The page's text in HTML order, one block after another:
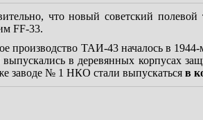
что новый советский
FF-33.
производство ТАИ-43 началось в
в деревянных корпусах
заводе № 1 НКО стали выпускаться в